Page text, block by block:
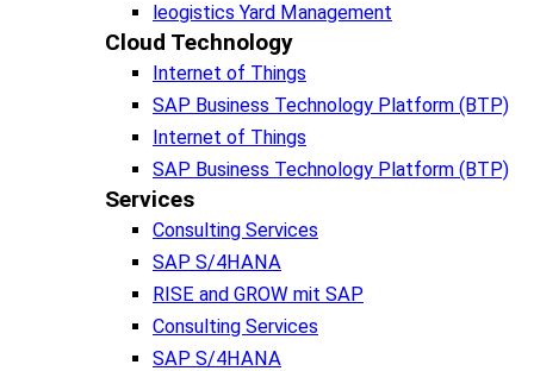
leogistics Yard Management
Cloud Technology
Internet of Things
SAP Business Technology Platform (BTP)
Internet of Things
SAP Business Technology Platform (BTP)
Services
Consulting Services
SAP S/4HANA
RISE and GROW mit SAP
Consulting Services
SAP S/4HANA